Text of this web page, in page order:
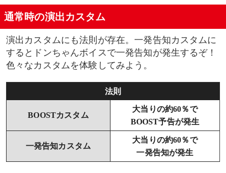
通常時の演出カスタム
演出カスタムにも法則が存在。一発告知カスタムに
するとドンちゃんボイスで一発告知が発生するぞ！
色々なカスタムを体験してみよう。
法則
BOOSTカスタム
大当りの約60％で
BOOST予告が発生
一発告知カスタム
大当りの約60％で
一発告知が発生